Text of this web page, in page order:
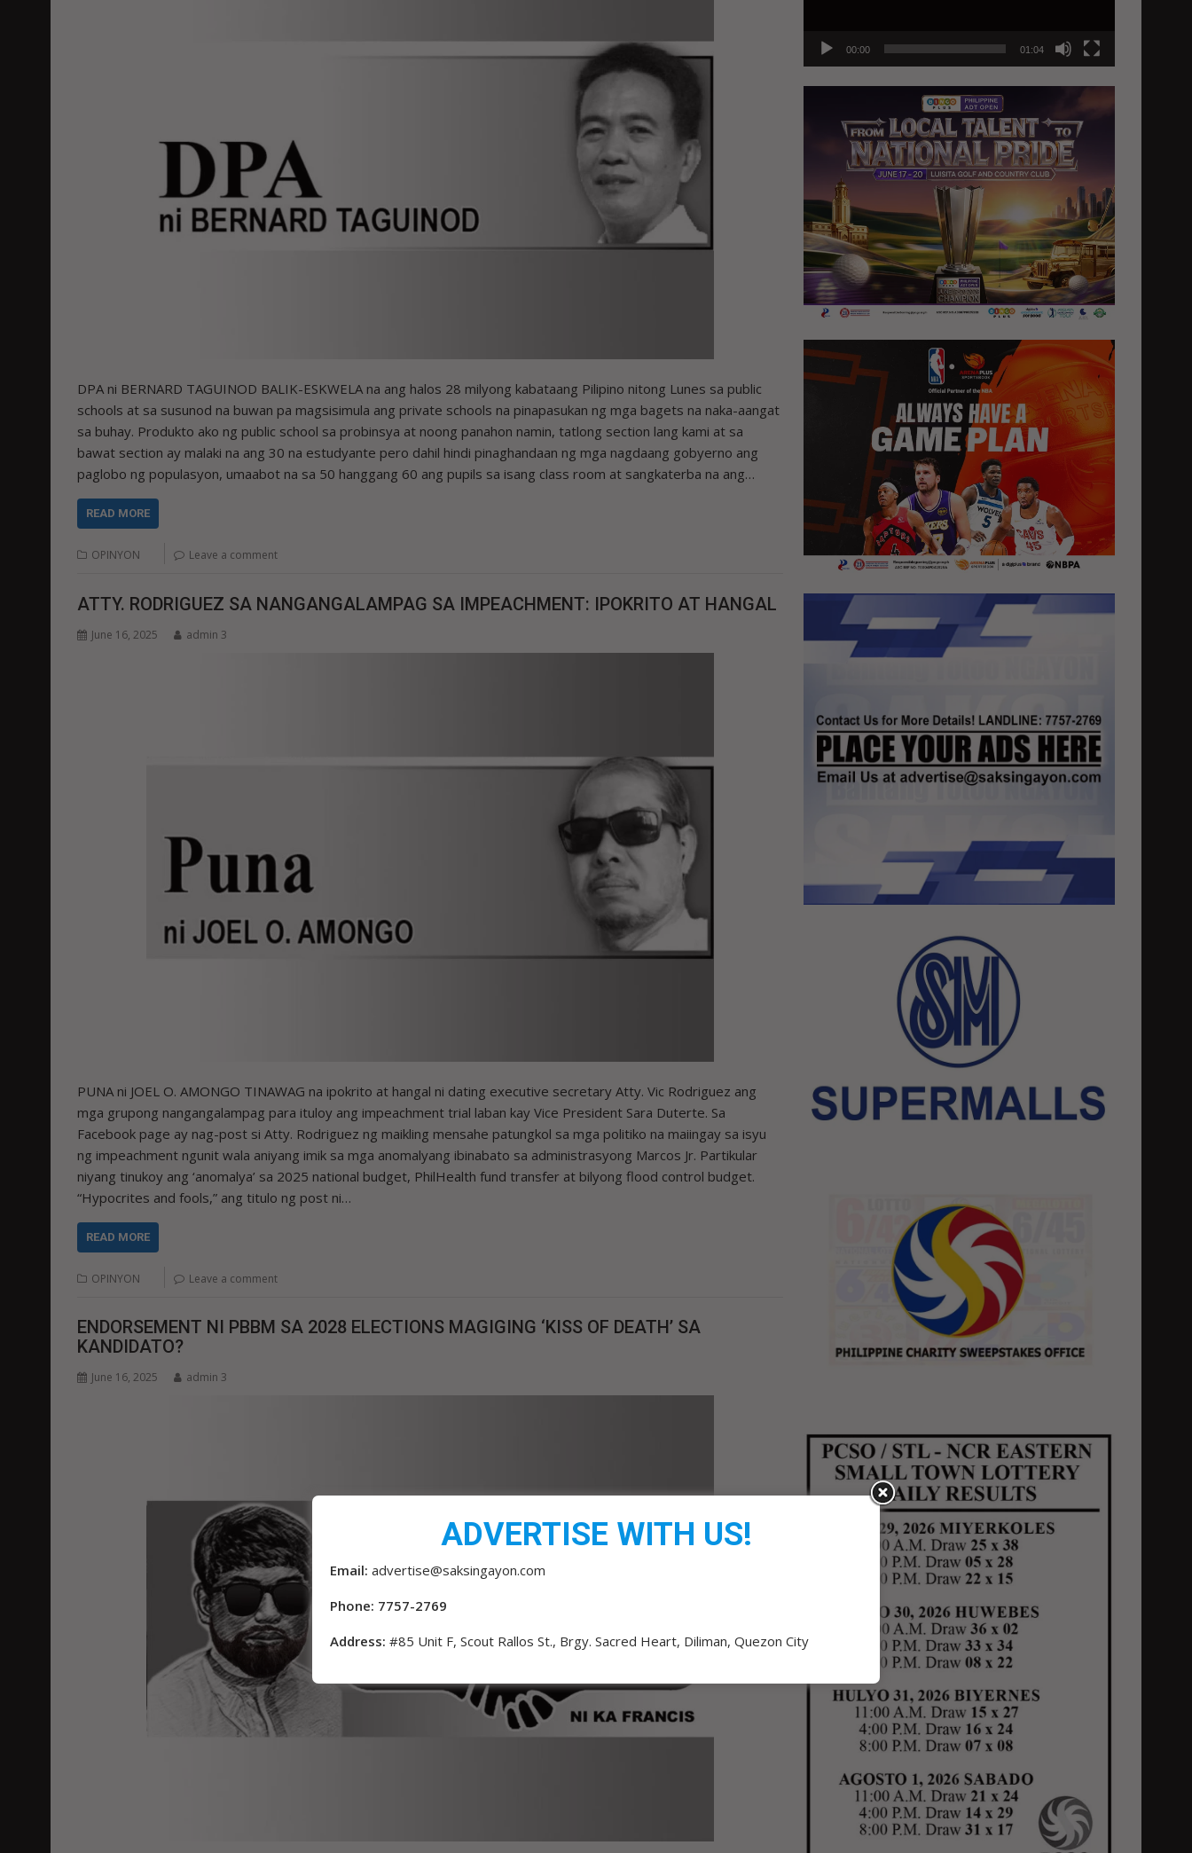
DPA ni BERNARD TAGUINOD BALIK-ESKWELA na ang halos 28 milyong kabataang Pilipino nitong Lunes sa public
schools at sa susunod na buwan pa magsisimula ang private schools na pinapasukan ng mga bagets na naka-aangat
sa buhay. Produkto ako ng public school sa probinsya at noong panahon namin, tatlong section lang kami at sa
bawat section ay malaki na ang 30 na estudyante pero dahil hindi pinaghandaan ng mga nagdaang gobyerno ang
paglobo ng populasyon, umaabot na sa 50 hanggang 60 ang pupils sa isang class room at sangkaterba na ang…
READ MORE
OPINYON Leave a comment
ATTY. RODRIGUEZ SA NANGANGALAMPAG SA IMPEACHMENT: IPOKRITO AT HANGAL
June 16, 2025 admin 3
PUNA ni JOEL O. AMONGO TINAWAG na ipokrito at hangal ni dating executive secretary Atty. Vic Rodriguez ang
mga grupong nangangalampag para ituloy ang impeachment trial laban kay Vice President Sara Duterte. Sa
Facebook page ay nag-post si Atty. Rodriguez ng maikling mensahe patungkol sa mga politiko na maiingay sa isyu
ng impeachment ngunit wala aniyang imik sa mga anomalyang ibinabato sa administrasyong Marcos Jr. Partikular
niyang tinukoy ang ‘anomalya’ sa 2025 national budget, PhilHealth fund transfer at bilyong flood control budget.
“Hypocrites and fools,” ang titulo ng post ni…
READ MORE
OPINYON Leave a comment
ENDORSEMENT NI PBBM SA 2028 ELECTIONS MAGIGING ‘KISS OF DEATH’ SA
KANDIDATO?
June 16, 2025 admin 3
00:00 01:04
ADVERTISE WITH US!
Email: advertise@saksingayon.com
Phone: 7757-2769
Address: #85 Unit F, Scout Rallos St., Brgy. Sacred Heart, Diliman, Quezon City